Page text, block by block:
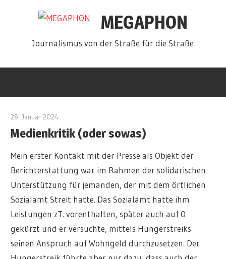
MEGAPHON
Journalismus von der Straße für die Straße
28. Januar 2024
Medienkritik (oder sowas)
Mein erster Kontakt mit der Presse als Objekt der
Berichterstattung war im Rahmen der solidarischen
Unterstützung für jemanden, der mit dem örtlichen
Sozialamt Streit hatte. Das Sozialamt hatte ihm
Leistungen zT. vorenthalten, später auch auf 0
gekürzt und er versuchte, mittels Hungerstreiks
seinen Anspruch auf Wohngeld durchzusetzen. Der